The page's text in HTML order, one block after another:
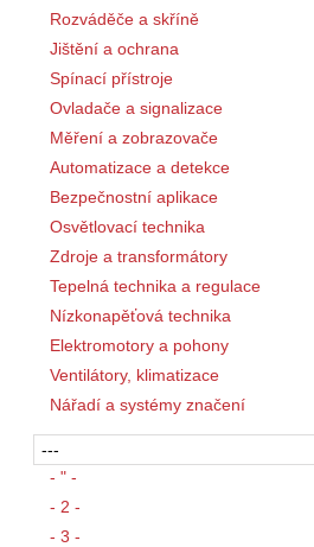
Rozváděče a skříně
Jištění a ochrana
Spínací přístroje
Ovladače a signalizace
Měření a zobrazovače
Automatizace a detekce
Bezpečnostní aplikace
Osvětlovací technika
Zdroje a transformátory
Tepelná technika a regulace
Nízkonapěťová technika
Elektromotory a pohony
Ventilátory, klimatizace
Nářadí a systémy značení
- " -
- 2 -
- 3 -